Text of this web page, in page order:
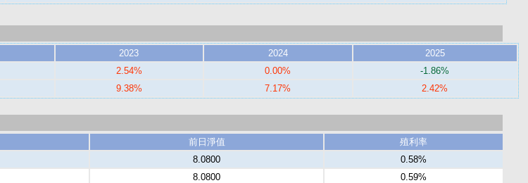
2023 2024
2025
2.54% 0.00%
-1.86%
9.38% 7.17% 2.42%
前日淨值
殖利率
8.0800
0.58%
8.0800
0.59%